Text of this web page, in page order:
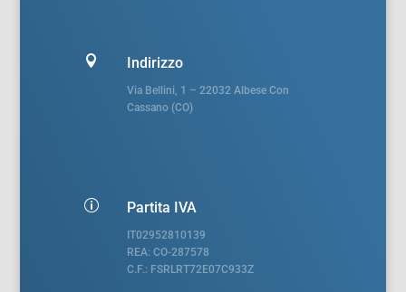
 Indirizzo
Via Bellini, 1 – 22032 Albese Con
Cassano (CO)
p Partita IVA
IT02952810139
REA: CO-287578
C.F.: FSRLRT72E07C933Z